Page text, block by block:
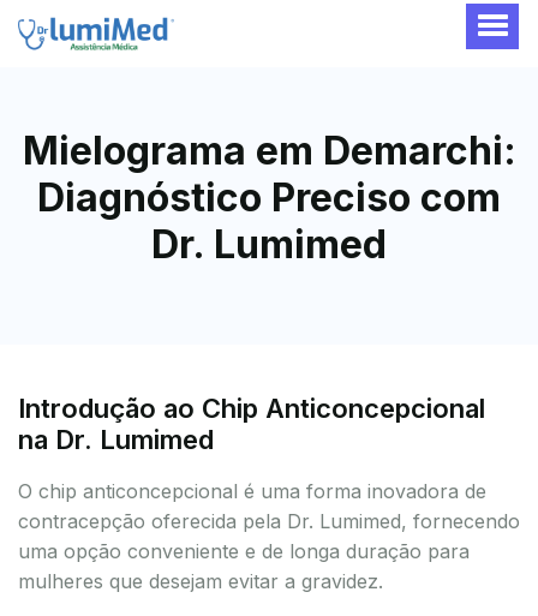
Mielograma em Demarchi:
Diagnóstico Preciso com
Dr. Lumimed
Introdução ao Chip Anticoncepcional
na Dr. Lumimed
O chip anticoncepcional é uma forma inovadora de
contracepção oferecida pela Dr. Lumimed, fornecendo
uma opção conveniente e de longa duração para
mulheres que desejam evitar a gravidez.